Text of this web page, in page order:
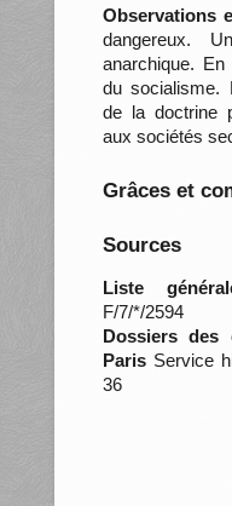
Observations
dangereux.
anarchique.
du socialisme.
de la doctrine
aux sociétés
Grâces et
Sources
Liste
F/7/*/2594
Dossiers des
ParisService
36